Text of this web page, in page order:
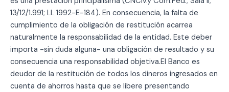
13/12/1.991; LL 1992-E-184). En consecuencia, la falta de
cumplimiento de la obligación de restitución acarrea
naturalmente la responsabilidad de la entidad. Este deber
importa -sin duda alguna- una obligación de resultado y su
consecuencia una responsabilidad objetiva.El Banco es
deudor de la restitución de todos los dineros ingresados en
cuenta de ahorros hasta que se libere presentando